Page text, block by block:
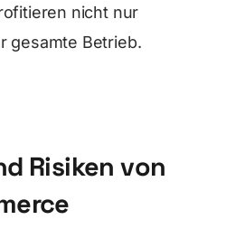
nicht nur
gesamte Betrieb.
Risiken von